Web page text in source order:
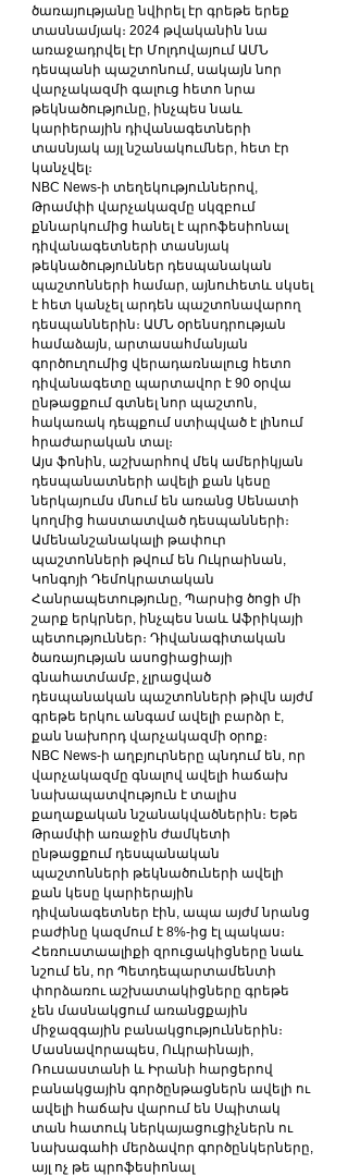
ծառայությանը նվիրել էր գրեթե երեք
տասնամյակ։ 2024 թվականին նա
առաջադրվել էր Մոլդովայում ԱՄՆ
դեսպանի պաշտոնում, սակայն նոր
վարչակազմի գալուց հետո նրա
թեկնածությունը, ինչպես նաև
կարիերային դիվանագետների
տասնյակ այլ նշանակումներ, հետ էր
կանչվել։
NBC News-ի տեղեկություններով,
Թրամփի վարչակազմը սկզբում
քննարկումից հանել է պրոֆեսիոնալ
դիվանագետների տասնյակ
թեկնածություններ դեսպանական
պաշտոնների համար, այնուհետև սկսել
է հետ կանչել արդեն պաշտոնավարող
դեսպաններին։ ԱՄՆ օրենսդրության
համաձայն, արտասահմանյան
գործուղումից վերադառնալուց հետո
դիվանագետը պարտավոր է 90 օրվա
ընթացքում գտնել նոր պաշտոն,
հակառակ դեպքում ստիպված է լինում
հրաժարական տալ։
Այս ֆոնին, աշխարհով մեկ ամերիկյան
դեսպանատների ավելի քան կեսը
ներկայումս մնում են առանց Սենատի
կողմից հաստատված դեսպանների։
Ամենանշանակալի թափուր
պաշտոնների թվում են Ուկրաինան,
Կոնգոյի Դեմոկրատական
Հանրապետությունը, Պարսից ծոցի մի
շարք երկրներ, ինչպես նաև Աֆրիկայի
պետություններ։ Դիվանագիտական
ծառայության ասոցիացիայի
գնահատմամբ, չլրացված
դեսպանական պաշտոնների թիվն այժմ
գրեթե երկու անգամ ավելի բարձր է,
քան նախորդ վարչակազմի օրոք։
NBC News-ի աղբյուրները պնդում են, որ
վարչակազմը գնալով ավելի հաճախ
նախապատվություն է տալիս
քաղաքական նշանակվածներին։ Եթե
Թրամփի առաջին ժամկետի
ընթացքում դեսպանական
պաշտոնների թեկնածուների ավելի
քան կեսը կարիերային
դիվանագետներ էին, ապա այժմ նրանց
բաժինը կազմում է 8%-ից էլ պակաս։
Հեռուստաալիքի զրուցակիցները նաև
նշում են, որ Պետդեպարտամենտի
փորձառու աշխատակիցները գրեթե
չեն մասնակցում առանցքային
միջազգային բանակցություններին։
Մասնավորապես, Ուկրաինայի,
Ռուսաստանի և Իրանի հարցերով
բանակցային գործընթացներն ավելի ու
ավելի հաճախ վարում են Սպիտակ
տան հատուկ ներկայացուցիչներն ու
նախագահի մերձավոր գործընկերները,
այլ ոչ թե պրոֆեսիոնալ